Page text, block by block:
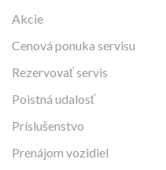
Akcie
Cenová ponuka servisu
Rezervovať servis
Poistná udalosť
Príslušenstvo
Prenájom vozidiel